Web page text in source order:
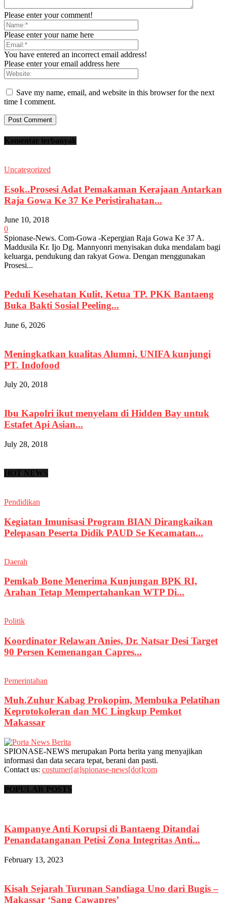
Please enter your comment!
Please enter your name here
You have entered an incorrect email address!
Please enter your email address here
Save my name, email, and website in this browser for the next
time I comment.
Komentar terbanyak
Uncategorized
Esok..Prosesi Adat Pemakaman Kerajaan Antarkan
Raja Gowa Ke 37 Ke Peristirahatan...
June 10, 2018
0
Spionase-News. Com-Gowa -Kepergian Raja Gowa Ke 37 A.
Maddusila Kr. Ijo Dg. Mannyonri menyisakan duka mendalam bagi
keluarga, pendukung dan rakyat Gowa. Dengan menggunakan
Prosesi...
Peduli Kesehatan Kulit, Ketua TP. PKK Bantaeng
Buka Bakti Sosial Peeling...
June 6, 2026
Meningkatkan kualitas Alumni, UNIFA kunjungi
PT. Indofood
July 20, 2018
Ibu Kapolri ikut menyelam di Hidden Bay untuk
Estafet Api Asian...
July 28, 2018
HOT NEWS
Pendidikan
Kegiatan Imunisasi Program BIAN Dirangkaikan
Pelepasan Peserta Didik PAUD Se Kecamatan...
Daerah
Pemkab Bone Menerima Kunjungan BPK RI,
Arahan Tetap Mempertahankan WTP Di...
Politik
Koordinator Relawan Anies, Dr. Natsar Desi Target
90 Persen Kemenangan Capres...
Pemerintahan
Muh.Zuhur Kabag Prokopim, Membuka Pelatihan
Keprotokoleran dan MC Lingkup Pemkot
Makassar
SPIONASE-NEWS merupakan Porta berita yang menyajikan
informasi dan data secara tepat, berani dan pasti.
Contact us: costumer[at]spionase-news[dot]com
POPULAR POSTS
Kampanye Anti Korupsi di Bantaeng Ditandai
Penandatanganan Petisi Zona Integritas Anti...
February 13, 2023
Kisah Sejarah Turunan Sandiaga Uno dari Bugis –
Makassar ‘Sang Cawapres’